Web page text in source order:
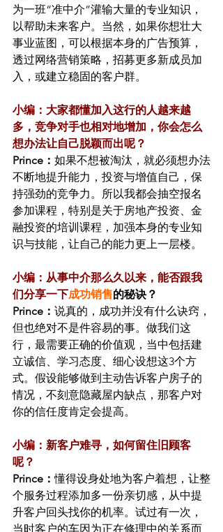
为一班“准中介”灌输大量的专业知识，
以帮助未来客户。当然，如果你想壮大
事业蓝图，可以根据本身的广告预算，
透过网络营销策略，招募更多新成员加
入，或建立稳固的客户群。
小编：大家都懂加入这行的人越来越
多，竞争对手也相对地增加，你会怎么
想办法让自己脱颖而出呢？
Prince： 如果不想被淘汰，就必须想办法
不断地提升能力，投资与增值自己，保
持强劲的竞争力。所以我都会抽空报名
参加课程，特别是关于房地产投资、金
融投资的培训课程，加强本身的专业知
识与技能，让自己的能力更上一层楼。
小编：从事中介那么久以来，能否跟我
们分享一下成功销售的秘诀？
Prince： 说真的，成功并没有什么诀窍，
但也绝对不是件容易的事。做我们这
行，最需要正确的价值观，当中包括建
立诚信、学习态度、细心设想这3个方
式。假设能够做到主动告诉客户房子的
情况，不刻意隐藏屋内缺点，那客户对
你的信任度肯定会提高。
小编：新客户难寻，如何留住旧顾客
呢？
Prince：懂得设身处地为客户着想，让整
个服务过程添加多一份亲切感，从中提
升客户回头找你的机率。试过有一次，
当时客户的车因为正在修理中的关系而